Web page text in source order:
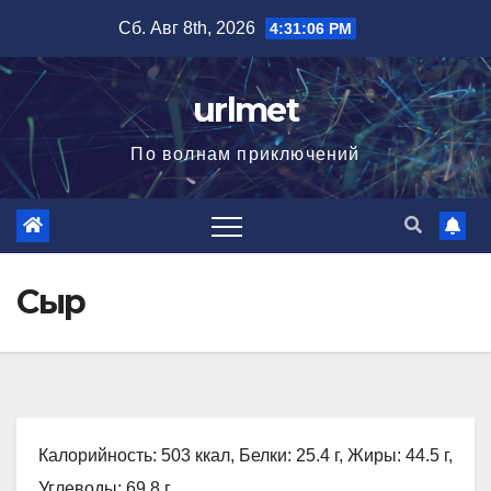
содержимому
Сб. Авг 8th, 2026 4:31:07 PM
urlmet
По волнам приключений
Сыр
Калорийность: 503 ккал, Белки: 25.4 г, Жиры: 44.5 г,